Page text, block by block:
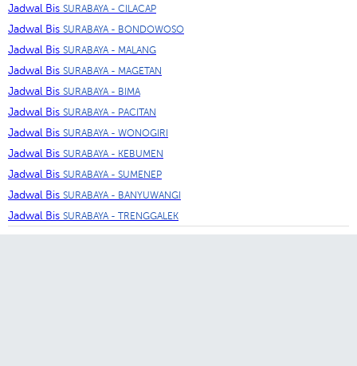
Jadwal Bis SURABAYA - CILACAP
Jadwal Bis SURABAYA - BONDOWOSO
Jadwal Bis SURABAYA - MALANG
Jadwal Bis SURABAYA - MAGETAN
Jadwal Bis SURABAYA - BIMA
Jadwal Bis SURABAYA - PACITAN
Jadwal Bis SURABAYA - WONOGIRI
Jadwal Bis SURABAYA - KEBUMEN
Jadwal Bis SURABAYA - SUMENEP
Jadwal Bis SURABAYA - BANYUWANGI
Jadwal Bis SURABAYA - TRENGGALEK